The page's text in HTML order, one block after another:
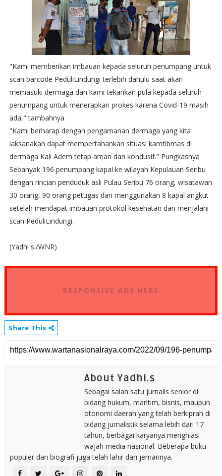
"Kami memberikan imbauan kepada seluruh penumpang untuk
scan barcode PeduliLindungi terlebih dahulu saat akan
memasuki dermaga dan kami tekankan pula kepada seluruh
penumpang untuk menerapkan prokes karena Covid-19 masih
ada," tambahnya.
"Kami berharap dengan pengamanan dermaga yang kita
laksanakan dapat mempertahankan situasi kamtibmas di
dermaga Kali Adem tetap aman dan kondusif." Pungkasnya
Sebanyak 196 penumpang kapal ke wilayah Kepulauan Seribu
dengan rincian penduduk asli Pulau Seribu 76 orang, wisatawan
30 orang, 90 orang petugas dan menggunakan 8 kapal angkut
setelah mendapat imbauan protokol kesehatan dan menjalani
scan PeduliLindungi.
(Yadhi s./WNR)
RESPONSIVE ADS HERE
Share This
About Yadhi.s
Sebagai salah satu jurnalis senior di
bidang hukum, maritim, bisnis, maupun
otonomi daerah yang telah berkiprah di
bidang jurnalistik selama lebih dari 17
tahun, berbagai karyanya menghiasi
wajah media nasional. Beberapa buku
populer dan biografi juga telah lahir dari jemarinya.